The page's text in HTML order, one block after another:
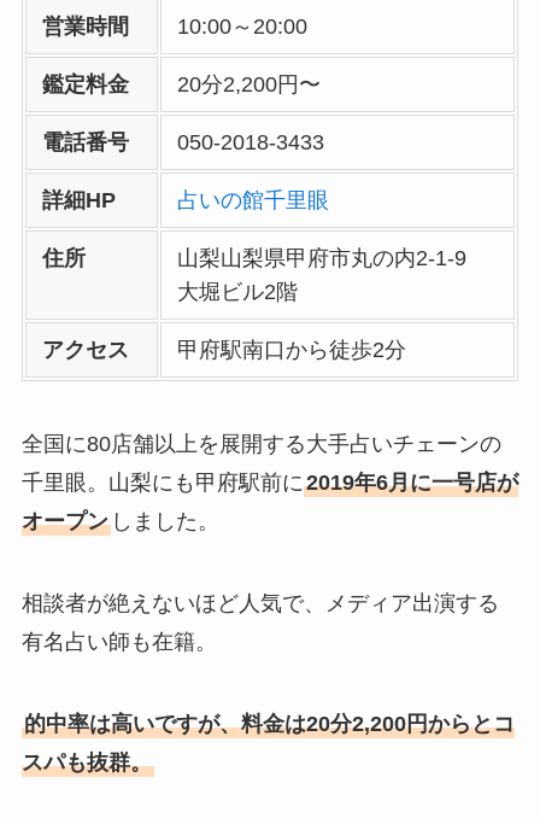
営業時間 10:00～20:00
鑑定料金 20分2,200円〜
電話番号 050-2018-3433
詳細HP 占いの館千里眼
住所
山梨山梨県甲府市丸の内2-1-9
大堀ビル2階
アクセス 甲府駅南口から徒歩2分
全国に80店舗以上を展開する大手占いチェーンの
千里眼。山梨にも甲府駅前に2019年6月に一号店が
オープンしました。
相談者が絶えないほど人気で、メディア出演する
有名占い師も在籍。
的中率は高いですが、料金は20分2,200円からとコ
スパも抜群。